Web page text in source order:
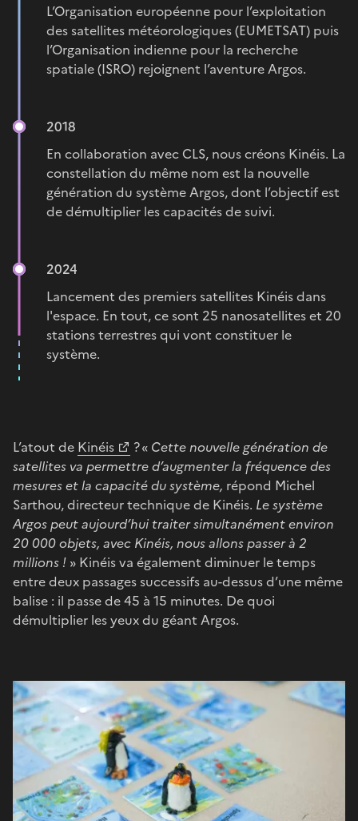
L’Organisation européenne pour l’exploitation
des satellites météorologiques (EUMETSAT) puis
l’Organisation indienne pour la recherche
spatiale (ISRO) rejoignent l’aventure Argos.
2018
En collaboration avec CLS, nous créons Kinéis. La
constellation du même nom est la nouvelle
génération du système Argos, dont l’objectif est
de démultiplier les capacités de suivi.
2024
Lancement des premiers satellites Kinéis dans
l'espace. En tout, ce sont 25 nanosatellites et 20
stations terrestres qui vont constituer le
système.
L’atout de Kinéis ? « Cette nouvelle génération de
satellites va permettre d’augmenter la fréquence des
mesures et la capacité du système, répond Michel
Sarthou, directeur technique de Kinéis. Le système
Argos peut aujourd’hui traiter simultanément environ
20 000 objets, avec Kinéis, nous allons passer à 2
millions ! » Kinéis va également diminuer le temps
entre deux passages successifs au-dessus d’une même
balise : il passe de 45 à 15 minutes. De quoi
démultiplier les yeux du géant Argos.